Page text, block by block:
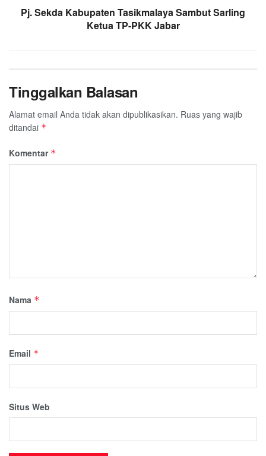
Pj. Sekda Kabupaten Tasikmalaya Sambut Sarling
Ketua TP-PKK Jabar
Tinggalkan Balasan
Alamat email Anda tidak akan dipublikasikan. Ruas yang wajib
ditandai *
Komentar *
Nama *
Email *
Situs Web